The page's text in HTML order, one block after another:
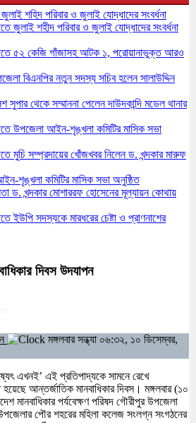
শহিদ পরিবার ও জুলাই যোদ্ধাদের সংবর্ধনা
জুলাই শহীদ পরিবার ও জুলাই যোদ্ধাদের সংবর্ধনা
৫২ কেজি গাঁজাসহ আটক ১, পরোয়ানাভুক্ত আরও
বিএনপির নতুন সদস্য সচিব হলেন সালাউদ্দিন
সুপার থেকে সম্মাননা পেলেন দাউদকান্দি মডেল থানার
উপজেলা আইন-শৃঙ্খলা কমিটির মাসিক সভা
মুচি সম্প্রদায়ের খোঁজখবর নিলেন ড. খন্দকার মারুফ
শৃঙ্খলা কমিটির মাসিক সভা অনুষ্ঠিত
ড. খন্দকার মোশাররফ হোসেনের মূল্যায়ন কোথায়
ইউপি সদস্যকে মারধরের চেষ্টা ও প্রাণনাশের
দিবস উদযাপন
মঙ্গলবার সন্ধ্যা ০৬:৩২, ১০ ডিসেম্বর,
এখনই’ এই প্রতিপাদ্যকে সামনে রেখে
আন্তর্জাতিক মানবাধিকার দিবস। মঙ্গলবার (১০
মানবাধিকার পর্যবেক্ষণ পরিষদ গৌরীপুর উপজেলা
পৌর শহরের মহিলা কলেজ সংলগ্ন সংগঠনের